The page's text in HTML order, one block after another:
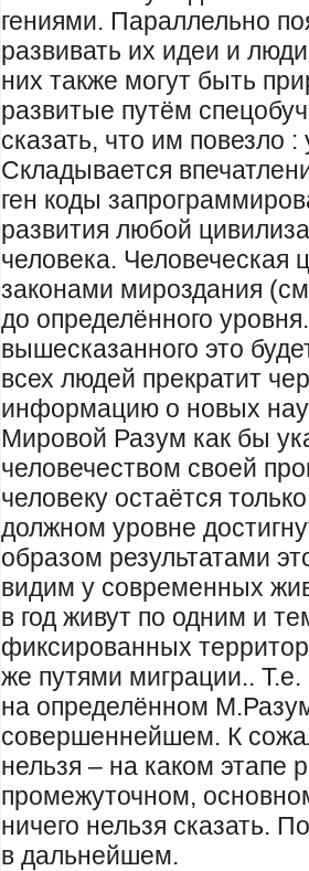
гениями. Параллельно
развивать их идеи и
них также могут быть
развитые путём
сказать, что им повезло
Складывается
ген коды
развития любой
человека. Человеческая
законами мироздания
до определённого
вышесказанного это
всех людей прекратит
информацию о новых
Мировой Разум как бы
человечеством своей
человеку остаётся
должном уровне
образом результатами
видим у современных
в год живут по одним и
фиксированных
же путями миграции..
на определённом
совершеннейшем. К
нельзя – на каком этапе
промежуточном,
ничего нельзя сказать.
в дальнейшем.